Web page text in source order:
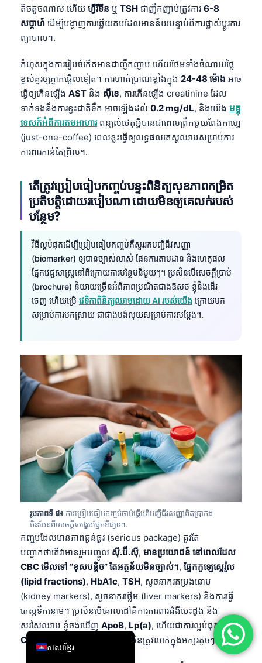
តិចតួចណាស់ ហើយ ហ្វឺរីទីន ឬ TSH ជាញឹកញាប់ត្រូវការ 6-8
សប្តាហ៍ ដើម្បីបង្ហាញការឆ្លើយតបដែលមានន័យបន្ទាប់ពីការផ្លាស់ប្តូរការ
ព្យាបាល។.
កំហុសក្នុងការរៀបចំកើតមានជាញឹកញាប់ ហើយថែមទាំងចំណាយថ្លៃ
ខ្ពស់គួរឲ្យភ្ញាក់ផ្អើលទៀត។ ការហាត់ប្រាណខ្លាំងក្នុង 24-48 ម៉ោង អាច
ធ្វើឲ្យកើនឡើង AST និង ស៊ីខេ, ការកើនឡើង creatinine ដែល
ទាក់ទងនឹងការខ្វះជាតិទឹក អាចឡើងដល់ 0.2 mg/dL, និងយើង មគ្គុ
ទេសក៍អំពីការតមអាហារពន្យល់ថេតុអ្វីបានជាពេលព្រឹកមួយពែងកាហ្វេ
(just-one-coffee) ពេលខ្លះធ្វើឲ្យលទ្ធផលតេស្តឈាមសម្រាប់ការ
ការពារកាន់តែព្រិល។.
តើត្រូវប្រៀបធៀបកញ្ចប់បន្ទះពិនិត្យសុខភាពកម្រិត
ប្រតិបត្តិដោយរបៀបណា ដោយមិនឲ្យគេលក់របស់
បន្ថែម?
វិធីល្អបំផុតដើម្បីប្រៀបធៀបកញ្ចប់គឺសួររកបញ្ជីជីវសញ្ញា
(biomarker) ឲ្យបានច្បាស់លាស់ ផែនការតាមដាន និងហេតុផល
ផ្នែកវេជ្ជសាស្ត្រនៅពីក្រោយការបន្ថែមនីមួយៗ។ ប្រសិនបើសេចក្តីប្រាប់
(brochure) និយាយច្រើនអំពីភាពប្រណីតជាងឱសថ ខ្ញុំនឹងដើរ
ចេញ ហើយប្រើ វេទិកាពិនិត្យឈាមដោយ AI របស់យើង ក្រោយមក
សម្រាប់ការបកស្រាយ ជាជាងបង់លុយសម្រាប់ការសម្តែង។.
រូបភាពទី ៨៖ ការប្រៀបធៀបកញ្ចប់ចាប់ផ្តើមពីបញ្ជីជីវសញ្ញាពិតប្រាកដ
មិនមែនពីសេចក្តីសង្ខេបផ្នែកទីផ្សារ។.
កញ្ចប់ដែលមានភាពធ្ងន់ធ្ងរ (serious package) គួរតែ
បញ្ជាក់ថាតើវាមានរួមបញ្ចូល ស៊ី.ប៊ី.ស៊ី, មានប្រយោជន៍ នៅពេលដែល
CBC មើលទៅ “ខុសបន្តិច” តែអត្ថន័យមិនច្បាស់។, ផ្នែកកូឡេស្តេរ៉ូល
(lipid fractions), HbA1c, TSH, សូចនាករតម្រងនោម
(kidney markers), សូចនាករថ្លើម (liver markers) និងការធ្វើ
តេស្តទឹកនោម។ ប្រសិនបើគោលដៅគឺការការពារជំងឺបេះដូង និង
សរសៃឈាម ខ្ញុំចង់ឃើញ ApoB, Lp(a), ហើយជាការល្អបំផុត hs-
CRP
ត្រូវបានរាយបញ្ជាក់ឲ្យច្បាស់ មិនត្រូវលាក់ក្នុងអក្សរតូចៗ។.
ភាសាខ្មែរ
English
Deutsch
Français
עִבְרִית
Italiano
Español
Português
Ελληνικά
Türkçe
简体中文
فارسی
Български
Dansk
हिन्दी
Bahasa Indonesia
Հայերեն
Íslenska
Српски језик
Svenska
Bosanski
Azərbaycan dili
日本語
Čeština
ქართული
Русский
Lietuvių kalba
한국어
Slovenščina